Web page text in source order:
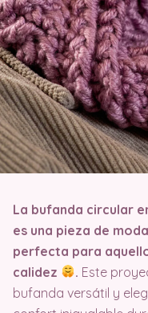
La bufanda circular
es una pieza de
perfecta para
calidez
. Este
bufanda versátil y